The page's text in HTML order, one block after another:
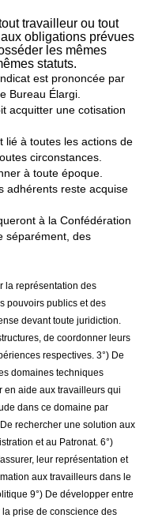
travailleur ou tout
obligations prévues
les mêmes
statuts.
est prononcée par
Bureau Élargi.
acquitter une cotisation
lié à toutes les actions de
circonstances.
à toute époque.
adhérents reste acquise
à la Confédération
séparément, des
la représentation des
pouvoirs publics et des
devant toute juridiction.
de coordonner leurs
respectives. 3°) De
domaines techniques
en aide aux travailleurs qui
dans ce domaine par
rechercher une solution aux
et au Patronat. 6°)
leur représentation et
aux travailleurs dans le
9°) De développer entre
prise de conscience des